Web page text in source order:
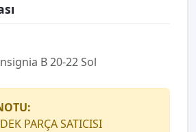
B 20-22 Sol
PARÇA SATICISI